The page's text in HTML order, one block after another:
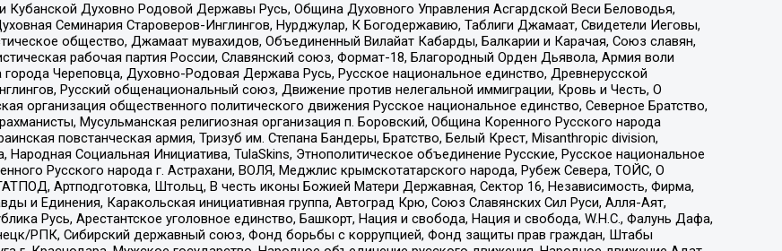
Кубанской Духовно Родовой Державы Русь, Община Духовного Управления Асгардской Веси Беловодья,
Семинария Староверов-Инглингов, Нурджулар, К Богодержавию, Таблиги Джамаат, Свидетели Иеговы,
общество, Джамаат мувахидов, Объединенный Вилайат Кабарды, Балкарии и Карачая, Союз славян,
рабочая партия России, Славянский союз, Формат-18, Благородный Орден Дьявола, Армия воли
Череповца, Духовно-Родовая Держава Русь, Русское национальное единство, Древнерусской
Русский общенациональный союз, Движение против нелегальной иммиграции, Кровь и Честь, О
организация общественного политического движения Русское национальное единство, Северное Братство,
Мусульманская религиозная организация п. Боровский, Община Коренного Русского народа
повстанческая армия, Тризуб им. Степана Бандеры, Братство, Белый Крест, Misanthropic division,
Народная Социальная Инициатива, TulaSkins, Этнополитическое объединение Русские, Русское национальное
Русского народа г. Астрахани, ВОЛЯ, Меджлис крымскотатарского народа, Рубеж Севера, ТОЙС, О
Артподготовка, Штольц, В честь иконы Божией Матери Державная, Сектор 16, Независимость, Фирма,
и Единения, Каракольская инициативная группа, Автоград Крю, Союз Славянских Сил Руси, Алля-Аят,
Русь, Арестантское уголовное единство, Башкорт, Нация и свобода, Нация и свобода, W.H.С., Фалунь Дафа,
РПК, Сибирский державный союз, Фонд борьбы с коррупцией, Фонд защиты прав граждан, Штабы